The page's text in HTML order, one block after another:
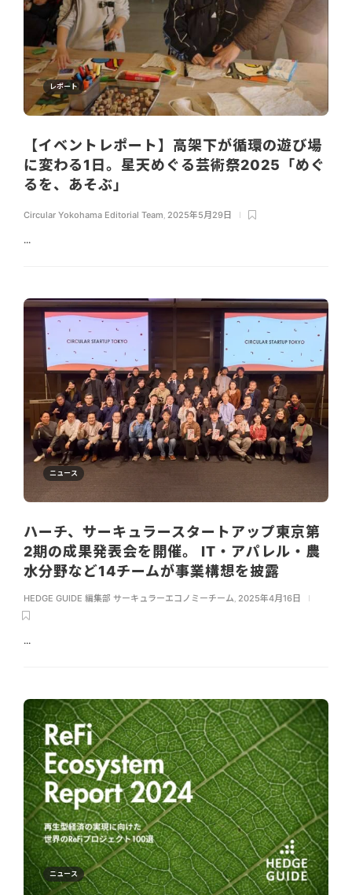
レポート
【イベントレポート】高架下が循環の遊び場
に変わる1日。星天めぐる芸術祭2025「めぐ
るを、あそぶ」
Circular Yokohama Editorial Team, 2025年5月29日
...
ニュース
ハーチ、サーキュラースタートアップ東京第
2期の成果発表会を開催。 IT・アパレル・農
水分野など14チームが事業構想を披露
HEDGE GUIDE 編集部 サーキュラーエコノミーチーム 2025年4月16日
...
ニュース